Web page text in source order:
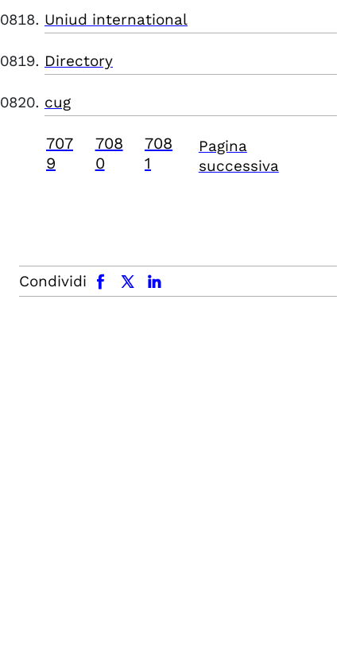
Uniud international
Directory
cug
707
9
708
0
708
1
Pagina
successiva
Condividi
facebook x.com linkedin